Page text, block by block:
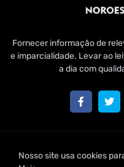
Fornecer informação de
e imparcialidade. Levar ao
a dia com
Customizado por
Nosso site usa cookies